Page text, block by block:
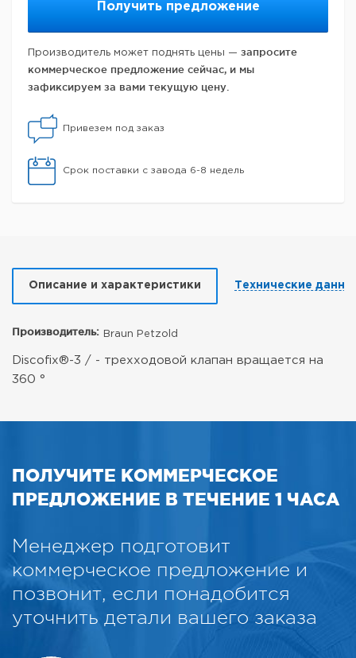
Получить предложение
Производитель может поднять цены — запросите
коммерческое предложение сейчас, и мы
зафиксируем за вами текущую цену.
Привезем под заказ
Срок поставки с завода 6-8 недель
Описание и характеристики Технические
Производитель: Braun Petzold
Discofix®-3 / - трехходовой клапан вращается на
360 °
ПОЛУЧИТЕ КОММЕРЧЕСКОЕ
ПРЕДЛОЖЕНИЕ В ТЕЧЕНИЕ 1 ЧАСА
Менеджер подготовит
коммерческое предложение и
позвонит, если понадобится
уточнить детали вашего заказа